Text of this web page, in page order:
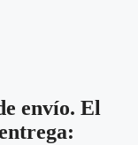
envío. El